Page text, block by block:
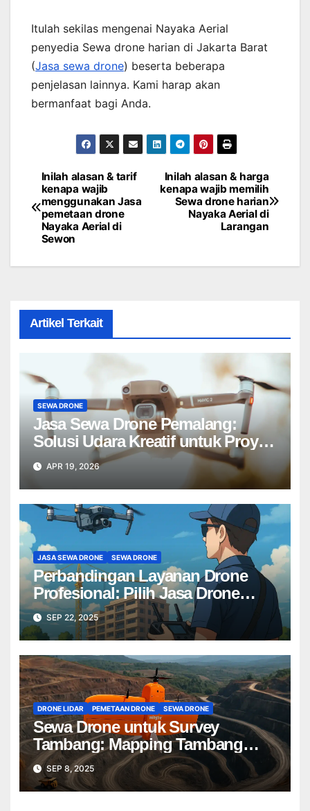
Itulah sekilas mengenai Nayaka Aerial
penyedia Sewa drone harian di Jakarta Barat
(Jasa sewa drone) beserta beberapa
penjelasan lainnya. Kami harap akan
bermanfaat bagi Anda.
Post
navigation
Inilah alasan & harga
kenapa wajib memilih
Sewa drone harian
Nayaka Aerial di
Larangan
Inilah alasan & tarif
kenapa wajib
menggunakan Jasa
pemetaan drone
Nayaka Aerial di
Sewon
Artikel Terkait
SEWA DRONE
Jasa Sewa Drone Pemalang:
Solusi Udara Kreatif untuk Proyek
Anda Tanpa Batas】
APR 19, 2026
JASA SEWA DRONE SEWA DRONE
Perbandingan Layanan Drone
Profesional: Pilih Jasa Drone
Terbaik untuk Proyek Anda
SEP 22, 2025
DRONE LIDAR PEMETAAN DRONE SEWA DRONE
Sewa Drone untuk Survey
Tambang: Mapping Tambang
Profesional Lebih Cepat & Akurat
SEP 8, 2025